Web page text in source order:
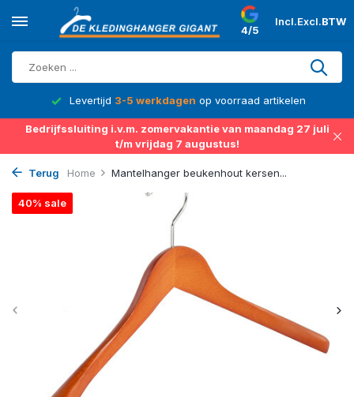
4/5
Incl.Excl.BTW
Levertijd 3-5 werkdagen op voorraad artikelen
Bedrijfssluiting i.v.m. zomervakantie van maandag 27 juli
t/m vrijdag 7 augustus!
Terug Home Mantelhanger beukenhout kersen...
40% sale